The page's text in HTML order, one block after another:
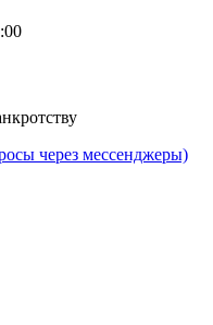
через мессенджеры)